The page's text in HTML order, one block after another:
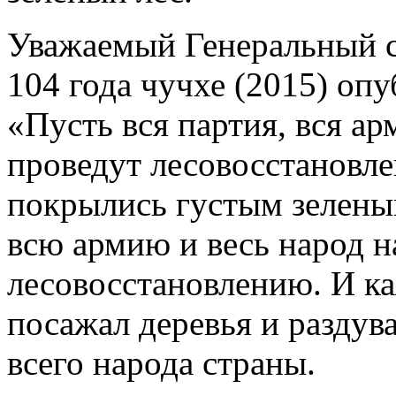
Уважаемый Генеральный
104 года чучхе (2015)
«Пусть вся партия, вся
проведут
покрылись густым
всю армию и весь народ
лесовосстановлению. И
посажал деревья и
всего народа страны.